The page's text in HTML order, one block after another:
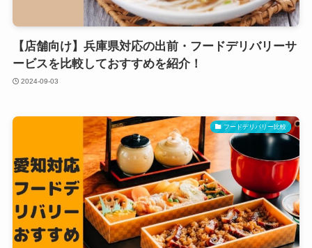
【店舗向け】兵庫県対応の出前・フードデリバリーサ
ービスを比較しておすすめを紹介！
2024-09-03
フードデリバリー比較